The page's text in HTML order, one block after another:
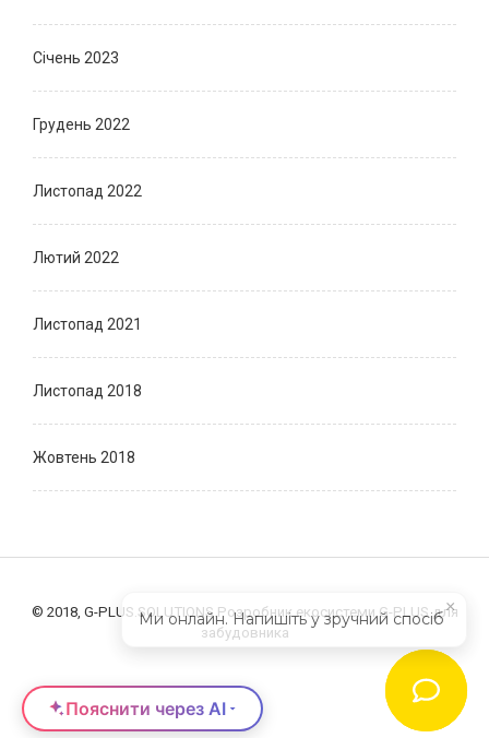
Січень 2023
Грудень 2022
Листопад 2022
Лютий 2022
Листопад 2021
Листопад 2018
Жовтень 2018
© 2018, G-PLUS.SOLUTIONS.Розробник екосистемиG-PLUSдля
забудовника
Пояснити через AI
Ми онлайн. Напишіть у зручний спосіб
×